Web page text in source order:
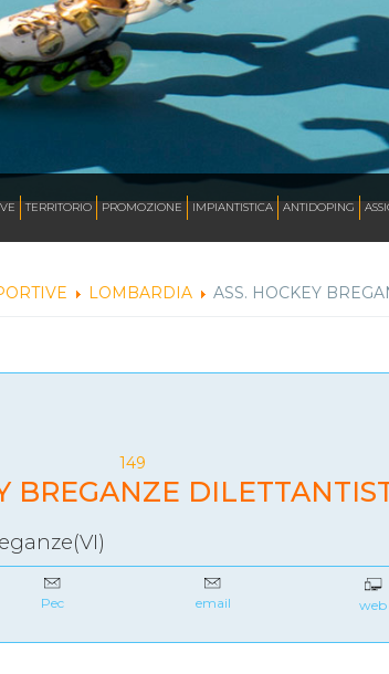
TERRITORIO PROMOZIONE IMPIANTISTICA ANTIDOPING
LOMBARDIA ASS. HOCKEY
149
BREGANZE
Pec email web
INLINE FREESTYLE
ROLLER FREESTYLE
MONOPATTINO